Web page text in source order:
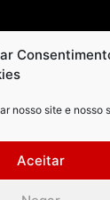
nosso site e nosso
Aceitar
direitos